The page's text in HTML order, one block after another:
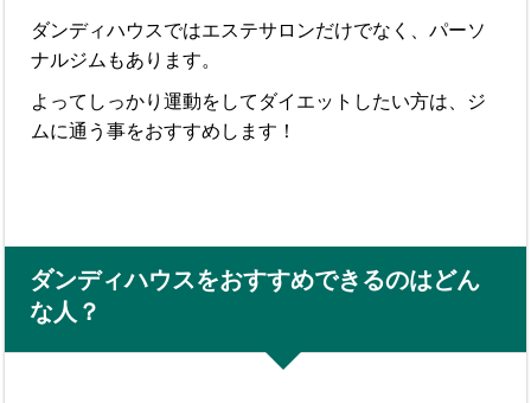
ダンディハウスではエステサロンだけでなく、パーソ
ナルジムもあります。
よってしっかり運動をしてダイエットしたい方は、ジ
ムに通う事をおすすめします！
ダンディハウスをおすすめできるのはどん
な人？